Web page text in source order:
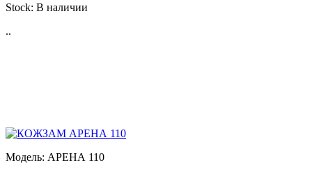
Stock: В наличии
..
Модель: АРЕНА 110